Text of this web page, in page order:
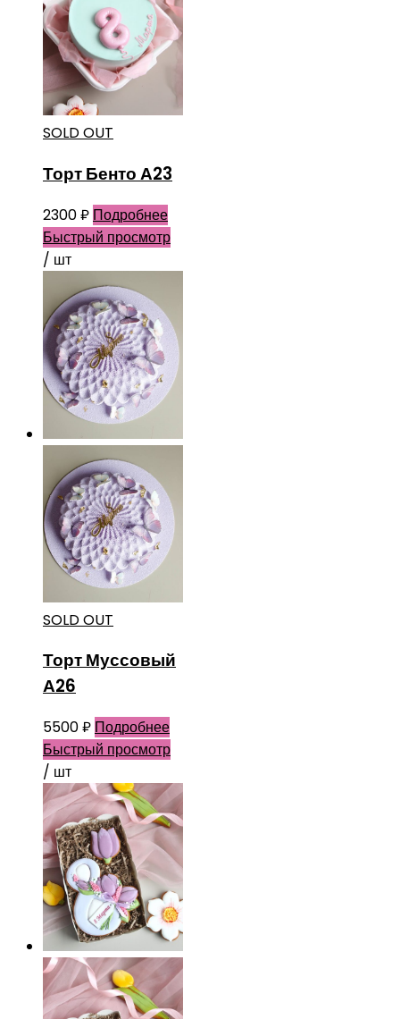
SOLD OUT
Торт Бенто А23
2300₽ Подробнее
Быстрый просмотр
/ шт
SOLD OUT
Торт Муссовый
А26
5500₽ Подробнее
Быстрый просмотр
/ шт